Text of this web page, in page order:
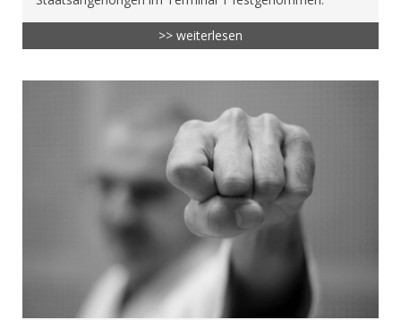
>> weiterlesen